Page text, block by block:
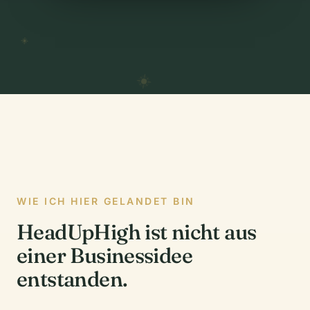
WIE ICH HIER GELANDET BIN
HeadUpHigh ist nicht aus
einer Businessidee
entstanden.